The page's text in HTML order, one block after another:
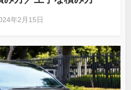
年2月15日